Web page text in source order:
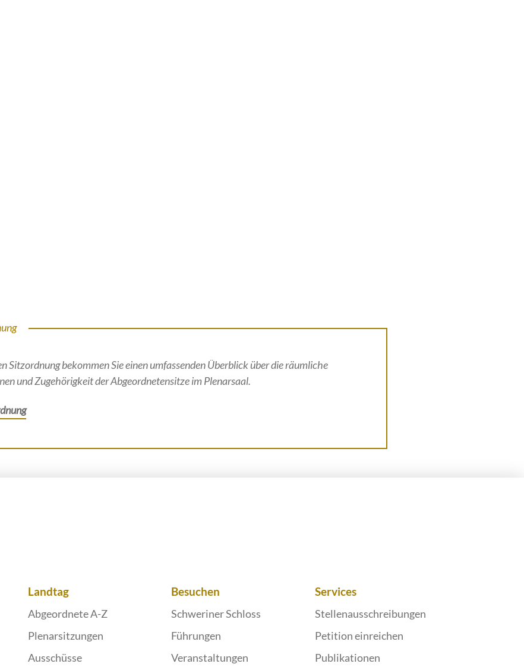
Sitzordnung bekommen Sie einen umfassenden Überblick über die räumliche
und Zugehörigkeit der Abgeordnetensitze im Plenarsaal.
Landtag
Abgeordnete A-Z
Plenarsitzungen
Ausschüsse
Besuchen
Schweriner Schloss
Führungen
Veranstaltungen
Services
Stellenausschreibungen
Petition einreichen
Publikationen